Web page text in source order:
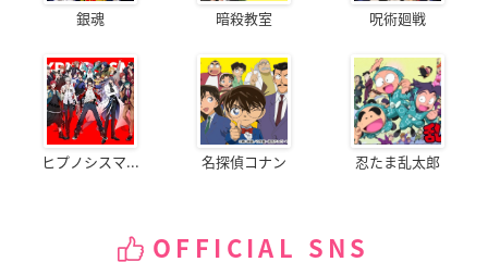
銀魂 暗殺教室 呪術廻戦
ヒプノシスマ... 名探偵コナン 忍たま乱太郎
OFFICIAL SNS